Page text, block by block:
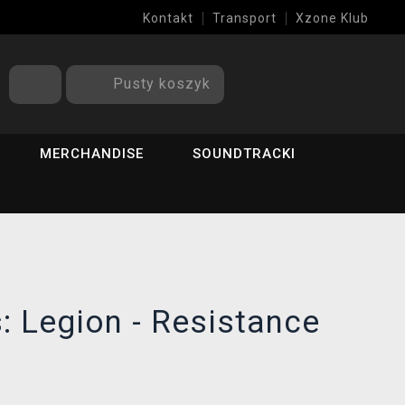
Kontakt Transport Xzone Klub
Pusty koszyk
MERCHANDISE SOUNDTRACKI
Legion - Resistance